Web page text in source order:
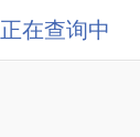
正在查询中